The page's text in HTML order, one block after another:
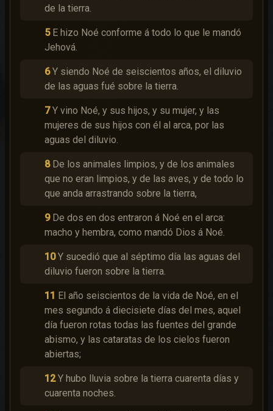
de la tierra.
5 E hizo Noé conforme á todo lo que le mandó
Jehová.
6 Y siendo Noé de seiscientos años, el diluvio
de las aguas fué sobre la tierra.
7 Y vino Noé, y sus hijos, y su mujer, y las
mujeres de sus hijos con él al arca, por las
aguas del diluvio.
8 De los animales limpios, y de los animales
que no eran limpios, y de las aves, y de todo lo
que anda arrastrando sobre la tierra,
9 De dos en dos entraron á Noé en el arca:
macho y hembra, como mandó Dios á Noé.
10 Y sucedió que al séptimo día las aguas del
diluvio fueron sobre la tierra.
11 El año seiscientos de la vida de Noé, en el
mes segundo á diecisiete días del mes, aquel
día fueron rotas todas las fuentes del grande
abismo, y las cataratas de los cielos fueron
abiertas;
12 Y hubo lluvia sobre la tierra cuarenta días y
cuarenta noches.